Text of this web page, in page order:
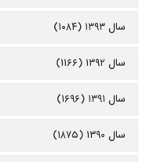
سال ۱۳۹۳ (۱۰۸۴)
سال ۱۳۹۲ (۱۱۶۶)
سال ۱۳۹۱ (۱۶۹۶)
سال ۱۳۹۰ (۱۸۷۵)